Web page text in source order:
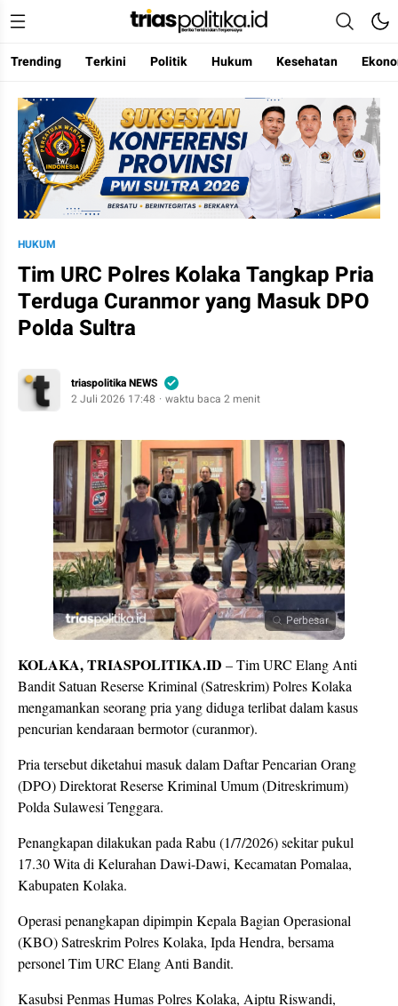
Berita Terkini & Terpercaya
Trending Terkini Politik Hukum Kesehatan
HUKUM
Tim URC Polres Kolaka Tangkap Pria
Terduga Curanmor yang Masuk DPO
Polda Sultra
triaspolitika NEWS
2 Juli 2026 17:48
waktu baca 2 menit
Perbesar
KOLAKA, TRIASPOLITIKA.ID – Tim URC Elang Anti
Bandit Satuan Reserse Kriminal (Satreskrim) Polres Kolaka
mengamankan seorang pria yang diduga terlibat dalam kasus
pencurian kendaraan bermotor (curanmor).
Pria tersebut diketahui masuk dalam Daftar Pencarian Orang
(DPO) Direktorat Reserse Kriminal Umum (Ditreskrimum)
Polda Sulawesi Tenggara.
Penangkapan dilakukan pada Rabu (1/7/2026) sekitar pukul
17.30 Wita di Kelurahan Dawi-Dawi, Kecamatan Pomalaa,
Kabupaten Kolaka.
Operasi penangkapan dipimpin Kepala Bagian Operasional
(KBO) Satreskrim Polres Kolaka, Ipda Hendra, bersama
personel Tim URC Elang Anti Bandit.
Kasubsi Penmas Humas Polres Kolaka, Aiptu Riswandi,